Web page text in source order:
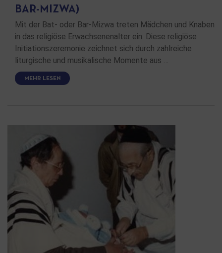
BAR-MIZWA)
Mit der Bat- oder Bar-Mizwa treten Mädchen und Knaben
in das religiöse Erwachsenenalter ein. Diese religiöse
Initiationszeremonie zeichnet sich durch zahlreiche
liturgische und musikalische Momente aus …
MEHR LESEN